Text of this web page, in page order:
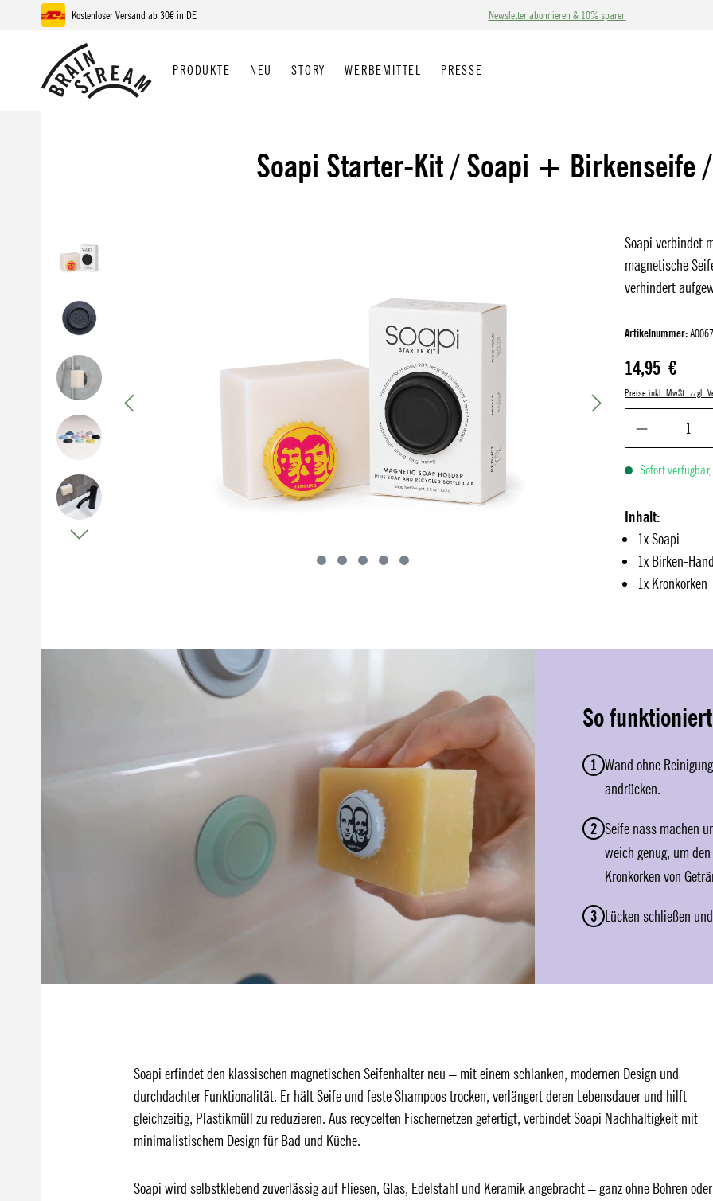
Hauptinhalt springen
Zur Suche springen
Zur Hauptnavigation springen
Kostenloser Versand ab 30€ in DE Newsletter abonnieren & 10% sparen
PRODUKTE NEU STORY WERBEMITTEL PRESSE
Soapi Starter-Kit / Soapi + Birkenseife
Bildergalerie überspringen
Soapi verbindet
magnetische
verhindert
Artikelnummer:
Regulärer Preis:
14,95 €
Preise inkl. MwSt. zzgl.
Sofort
Inhalt:
1x Soapi
1x Birken-
1x Kronkorken
So
1 Wand ohne
andrücken.
2 Seife nass machen
weich genug, um
Kronkorken von
3 Lücken schließen
Soapi erfindet den klassischen magnetischen Seifenhalter neu – mit einem schlanken, modernen Design und
durchdachter Funktionalität. Er hält Seife und feste Shampoos trocken, verlängert deren Lebensdauer und hilft
gleichzeitig, Plastikmüll zu reduzieren. Aus recycelten Fischernetzen gefertigt, verbindet Soapi Nachhaltigkeit mit
minimalistischem Design für Bad und Küche.
Soapi wird selbstklebend zuverlässig auf Fliesen, Glas, Edelstahl und Keramik angebracht – ganz ohne Bohren oder